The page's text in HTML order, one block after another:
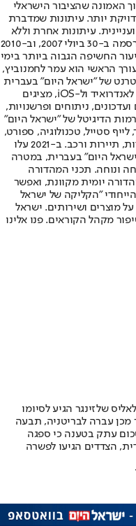
האמונה שהציבור הישראלי
יותר. עיתונות שמדברת
עיתונות אחרת וללא
תשלום. המהדורה המודפסת הראשונה פורסמה ב-30 ביולי 2007, וב-2010
החשיפה הגבוה ביותר בימי
הראשי הוא עמר לחמנוביץ,
של "ישראל היום" בעברית
ובאנגלית, כמו כן היישומונים (אפליקציות) לאנדרואיד ול-iOS, מציגים
ניתוחים ופרשנויות,
הדיגיטל של "ישראל היום"
סטייל, טכנולוגיה, ספורט,
כלכלה וצרכנות, בריאות, חיילים, אוכל, יהדות, תיירות ורכב. ב-2021 עלו
היום" בעברית, במטרה
ונוחה. תכני המהדורה
יומית מקוונת, ואפשר
"הקליקה של ישראל
מוצרים ושירותים. ישראל
מקהל הקוראים. פנו אלינו
שלזינגר הגיע לסיומו
מכן עברה לבריטניה, תבעה
עתק בטענה כי ספגה
הצדדים הגיעו לפשרה